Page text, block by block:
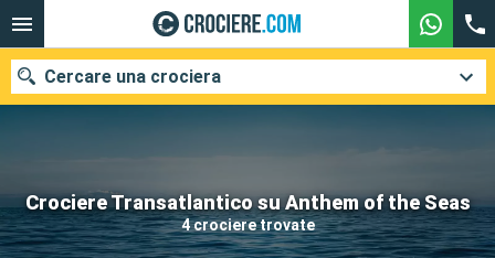
Crociere Transatlantico su Anthem of the Seas
4 crociere trovate
Cercare una crociera
Le nostre destinazioni
Mesi di partenza